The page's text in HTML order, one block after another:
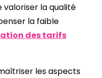
valoriser la qualité
la faible
des tarifs
les aspects